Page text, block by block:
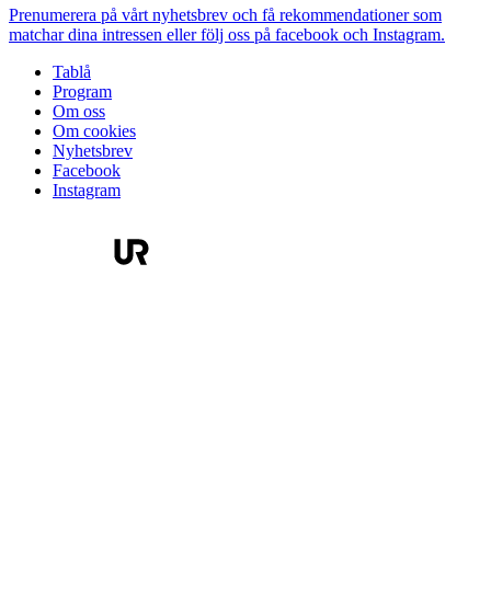
Prenumerera på vårt nyhetsbrev och få rekommendationer som
matchar dina intressen eller följ oss på facebook och Instagram.
Tablå
Program
Om oss
Om cookies
Nyhetsbrev
Facebook
Instagram